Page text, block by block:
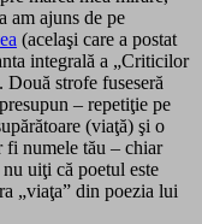
am ajuns de pe
(acelaşi care a postat
integrală a „Criticilor
strofe fuseseră
– repetiţie pe
(viaţă) şi o
fi numele tău – chiar
uiţi că poetul este
„viaţa” din poezia lui